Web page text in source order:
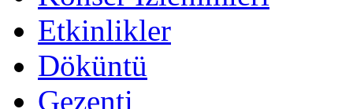
Etkinlikler
Döküntü
Gezenti